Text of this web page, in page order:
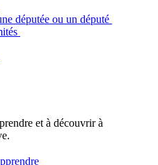
députée ou un député
et à découvrir à